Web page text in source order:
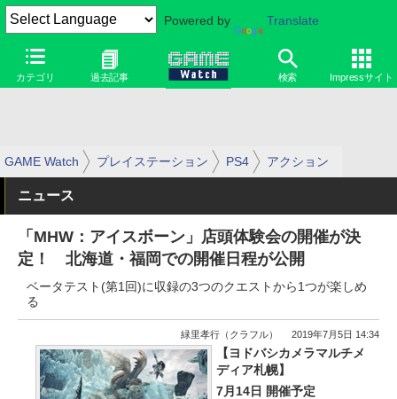
Powered by Translate
カテゴリ 過去記事 検索 Impressサイト
GAME Watch プレイステーション PS4 アクション
ニュース
「MHW：アイスボーン」店頭体験会の開催が決
定！ 北海道・福岡での開催日程が公開
ベータテスト(第1回)に収録の3つのクエストから1つが楽しめ
る
緑里孝行（クラフル） 2019年7月5日 14:34
【ヨドバシカメラマルチメ
ディア札幌】
7月14日 開催予定